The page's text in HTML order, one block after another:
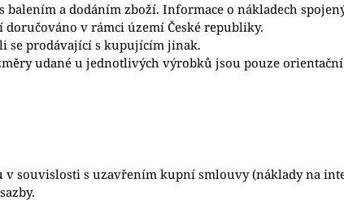
a dodáním zboží. Informace o nákladech
v rámci území České republiky.
se prodávající s kupujícím jinak.
udané u jednotlivých výrobků jsou pouze
souvislosti s uzavřením kupní smlouvy (náklady na